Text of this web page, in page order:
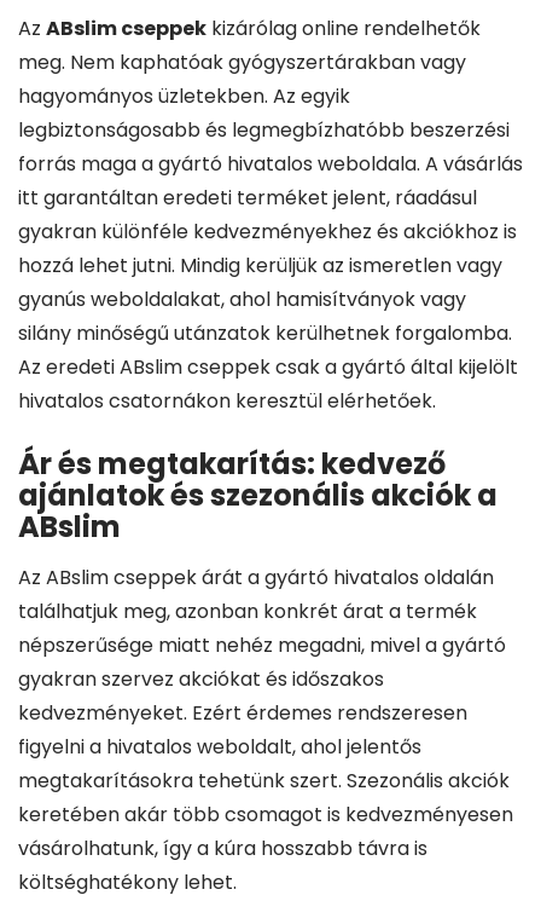
Az ABslim cseppek kizárólag online rendelhetők
meg. Nem kaphatóak gyógyszertárakban vagy
hagyományos üzletekben. Az egyik
legbiztonságosabb és legmegbízhatóbb beszerzési
forrás maga a gyártó hivatalos weboldala. A vásárlás
itt garantáltan eredeti terméket jelent, ráadásul
gyakran különféle kedvezményekhez és akciókhoz is
hozzá lehet jutni. Mindig kerüljük az ismeretlen vagy
gyanús weboldalakat, ahol hamisítványok vagy
silány minőségű utánzatok kerülhetnek forgalomba.
Az eredeti ABslim cseppek csak a gyártó által kijelölt
hivatalos csatornákon keresztül elérhetőek.
Ár és megtakarítás: kedvező
ajánlatok és szezonális akciók a
ABslim
Az ABslim cseppek árát a gyártó hivatalos oldalán
találhatjuk meg, azonban konkrét árat a termék
népszerűsége miatt nehéz megadni, mivel a gyártó
gyakran szervez akciókat és időszakos
kedvezményeket. Ezért érdemes rendszeresen
figyelni a hivatalos weboldalt, ahol jelentős
megtakarításokra tehetünk szert. Szezonális akciók
keretében akár több csomagot is kedvezményesen
vásárolhatunk, így a kúra hosszabb távra is
költséghatékony lehet.